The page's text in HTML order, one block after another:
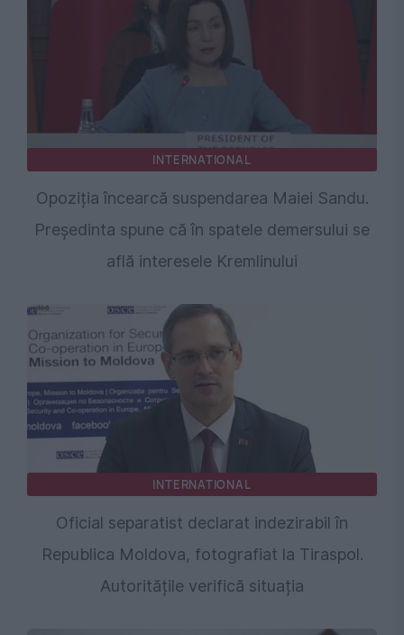
INTERNATIONAL
Opoziția încearcă suspendarea Maiei Sandu.
Președinta spune că în spatele demersului se
află interesele Kremlinului
INTERNATIONAL
Oficial separatist declarat indezirabil în
Republica Moldova, fotografiat la Tiraspol.
Autoritățile verifică situația